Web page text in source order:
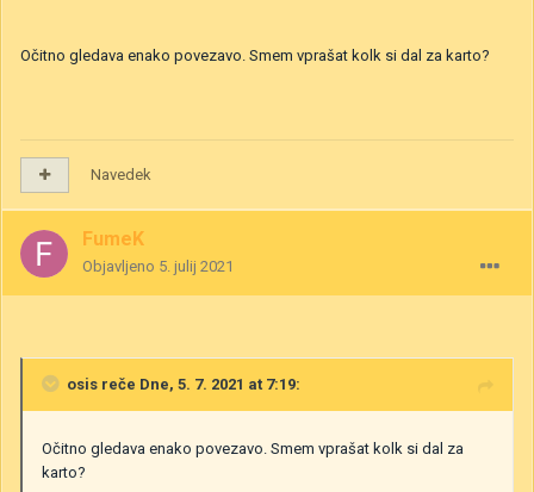
Očitno gledava enako povezavo. Smem vprašat kolk si dal za karto?
Navedek
FumeK
Objavljeno 5. julij 2021
osis reče Dne, 5. 7. 2021 at 7:19:
Očitno gledava enako povezavo. Smem vprašat kolk si dal za
karto?